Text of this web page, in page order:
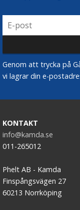
Genom att trycka på
vi lagrar din e-
KONTAKT
info@kamda.se
011-265012
Phelt AB - Kamda
Finspångsvägen 27
60213 Norrköping